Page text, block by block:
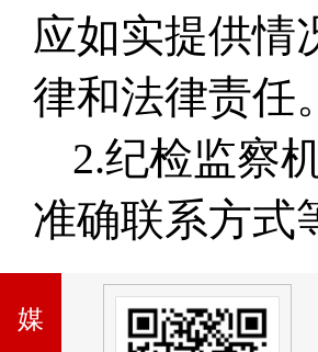
应如实提供情
律和法律责任。
2.纪检监察
准确联系方式
媒